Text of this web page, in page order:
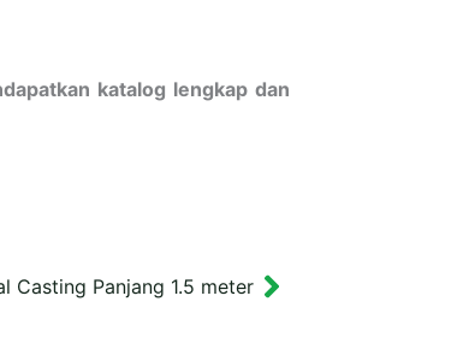
katalog lengkap dan
Casting Panjang 1.5 meterNext